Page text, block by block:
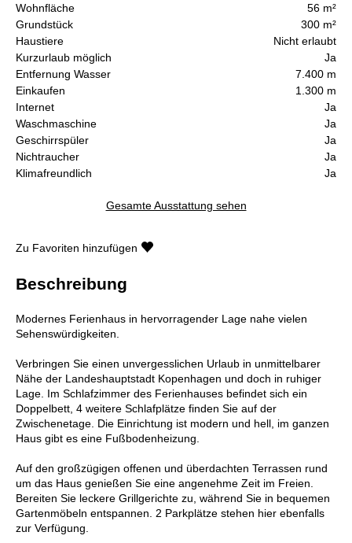
Wohnfläche
56 m²
Grundstück
300 m²
Haustiere
Nicht erlaubt
Kurzurlaub möglich
Ja
Entfernung Wasser
7.400 m
Einkaufen
1.300 m
Internet
Ja
Waschmaschine
Ja
Geschirrspüler
Ja
Nichtraucher
Ja
Klimafreundlich
Ja
Gesamte Ausstattung sehen
Zu Favoriten hinzufügen
Beschreibung
Modernes Ferienhaus in hervorragender Lage nahe vielen
Sehenswürdigkeiten.
Verbringen Sie einen unvergesslichen Urlaub in unmittelbarer
Nähe der Landeshauptstadt Kopenhagen und doch in ruhiger
Lage. Im Schlafzimmer des Ferienhauses befindet sich ein
Doppelbett, 4 weitere Schlafplätze finden Sie auf der
Zwischenetage. Die Einrichtung ist modern und hell, im ganzen
Haus gibt es eine Fußbodenheizung.
Auf den großzügigen offenen und überdachten Terrassen rund
um das Haus genießen Sie eine angenehme Zeit im Freien.
Bereiten Sie leckere Grillgerichte zu, während Sie in bequemen
Gartenmöbeln entspannen. 2 Parkplätze stehen hier ebenfalls
zur Verfügung.